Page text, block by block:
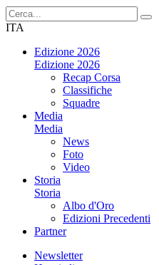
ITA
Edizione 2026
Edizione 2026
Recap Corsa
Classifiche
Squadre
Media
Media
News
Foto
Video
Storia
Storia
Albo d'Oro
Edizioni Precedenti
Partner
Newsletter